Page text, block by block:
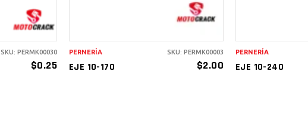
$0.25
SKU: PERMK00030
EJE 10-170 $2.00
PERNERÍA SKU: PERMK00003
EJE 10-240
PERNERÍA